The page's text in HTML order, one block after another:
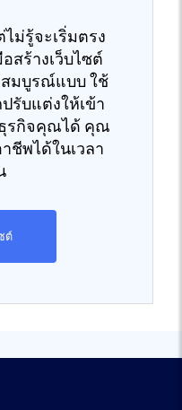
ม่รู้จะเริ่มตรง
สร้างเว็บไซต์
สมบูรณ์แบบ ใช้
รับแต่งให้เข้า
รกิจคุณได้ คุณ
ชีพได้ในเวลา
ต์